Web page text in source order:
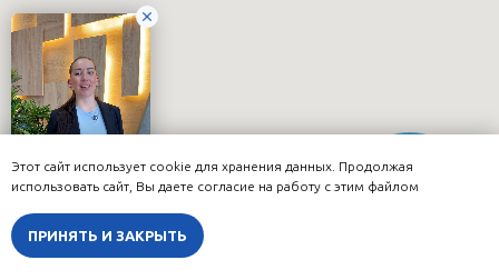
Этот сайт использует cookie для хранения данных. Продолжая
использовать сайт, Вы даете согласие на работу с этим файлом
ПРИНЯТЬ И ЗАКРЫТЬ
Онлайн-